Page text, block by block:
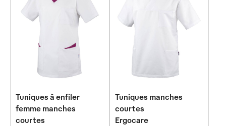
Tuniques à enfiler
femme manches
courtes
Tuniques manches
courtes
Ergocare